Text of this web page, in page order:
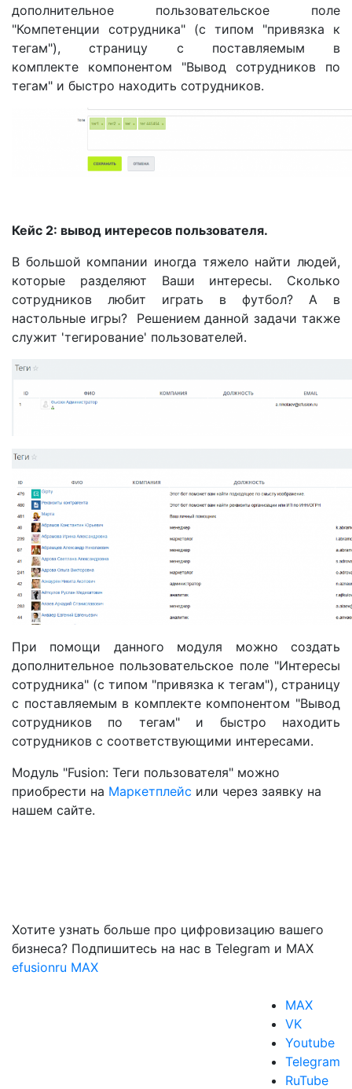
дополнительное пользовательское поле
"Компетенции сотрудника" (с типом "привязка к
тегам"), страницу с поставляемым в
комплекте компонентом "Вывод сотрудников по
тегам" и быстро находить сотрудников.
Кейс 2: вывод интересов пользователя.
В большой компании иногда тяжело найти людей,
которые разделяют Ваши интересы. Сколько
сотрудников любит играть в футбол? А в
настольные игры? Решением данной задачи также
служит 'тегирование' пользователей.
При помощи данного модуля можно создать
дополнительное пользовательское поле "Интересы
сотрудника" (с типом "привязка к тегам"), страницу
с поставляемым в комплекте компонентом "Вывод
сотрудников по тегам" и быстро находить
сотрудников с соответствующими интересами.
Модуль "Fusion: Теги пользователя" можно
приобрести на Маркетплейс или через заявку на
нашем сайте.
Хотите узнать больше про цифровизацию вашего
бизнеса? Подпишитесь на нас в Telegram и MAX
efusionru MAX
MAX
VK
Youtube
Telegram
RuTube